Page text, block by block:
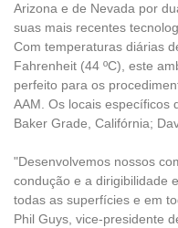
Arizona e de Nevada por
suas mais recentes
Com temperaturas diárias
Fahrenheit (44 ºC), este
perfeito para os
AAM. Os locais específicos
Baker Grade, Califórnia;
"Desenvolvemos nossos
condução e a dirigibilidade
todas as superfícies e em
Phil Guys, vice-presidente